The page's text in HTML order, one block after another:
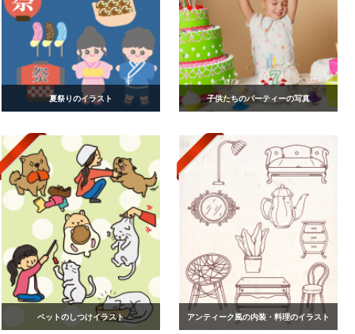
夏祭りのイラスト 子供たちのパーティーの写真
ペットのしつけイラスト アンティーク風の内装・料理のイラスト